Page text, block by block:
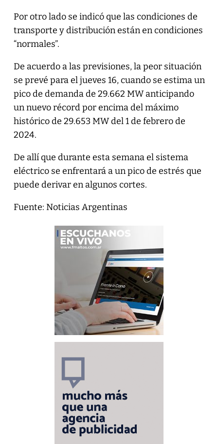
Por otro lado se indicó que las condiciones de
transporte y distribución están en condiciones
“normales”.
De acuerdo a las previsiones, la peor situación
se prevé para el jueves 16, cuando se estima un
pico de demanda de 29.662 MW anticipando
un nuevo récord por encima del máximo
histórico de 29.653 MW del 1 de febrero de
2024.
De allí que durante esta semana el sistema
eléctrico se enfrentará a un pico de estrés que
puede derivar en algunos cortes.
Fuente: Noticias Argentinas